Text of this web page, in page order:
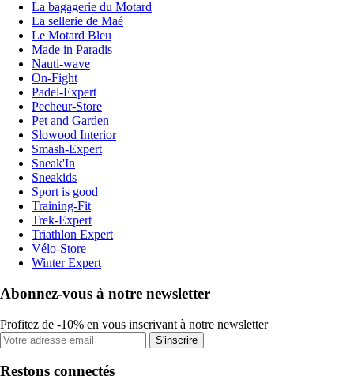
La bagagerie du Motard
La sellerie de Maé
Le Motard Bleu
Made in Paradis
Nauti-wave
On-Fight
Padel-Expert
Pecheur-Store
Pet and Garden
Slowood Interior
Smash-Expert
Sneak'In
Sneakids
Sport is good
Training-Fit
Trek-Expert
Triathlon Expert
Vélo-Store
Winter Expert
Abonnez-vous à notre newsletter
Profitez de -10% en vous inscrivant à notre newsletter
S'inscrire
Restons connectés